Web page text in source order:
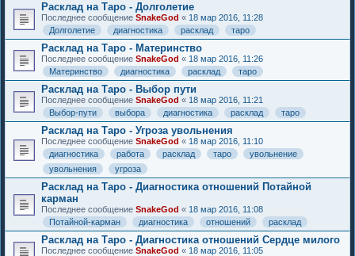
Расклад на Таро - Долголетие
Последнее сообщение SnakeGod « 18 мар 2016, 11:28
Долголетие
диагностика расклад таро
Расклад на Таро - Материнство
Последнее сообщение SnakeGod « 18 мар 2016, 11:26
Материнство
диагностика расклад таро
Расклад на Таро - Выбор пути
Последнее сообщение SnakeGod « 18 мар 2016, 11:21
Выбор-пути
выбора диагностика расклад таро
Расклад на Таро - Угроза увольнения
Последнее сообщение SnakeGod « 18 мар 2016, 11:10
диагностика
работа расклад таро
увольнение
увольнения
угроза
Расклад на Таро - Диагностика отношений Потайной
карман
Последнее сообщение SnakeGod « 18 мар 2016, 11:08
Потайной-карман
диагностика отношений расклад
Расклад на Таро - Диагностика отношений Сердце милого
Последнее сообщение SnakeGod « 18 мар 2016, 11:05